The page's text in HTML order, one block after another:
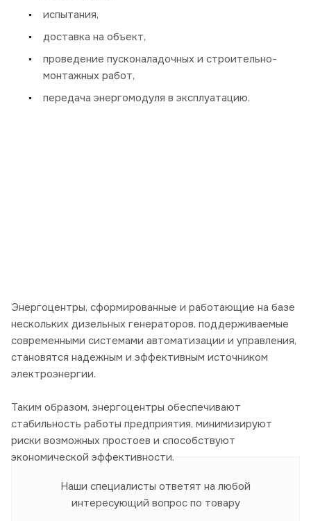
испытания,
доставка на объект,
проведение пусконаладочных и строительно-
монтажных работ,
передача энергомодуля в эксплуатацию.
Энергоцентры, сформированные и работающие на базе
нескольких дизельных генераторов, поддерживаемые
современными системами автоматизации и управления,
становятся надежным и эффективным источником
электроэнергии.
Таким образом, энергоцентры обеспечивают
стабильность работы предприятия, минимизируют
риски возможных простоев и способствуют
экономической эффективности.
Наши специалисты ответят на любой
интересующий вопрос по товару